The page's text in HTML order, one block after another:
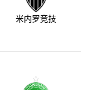
米内罗竞技